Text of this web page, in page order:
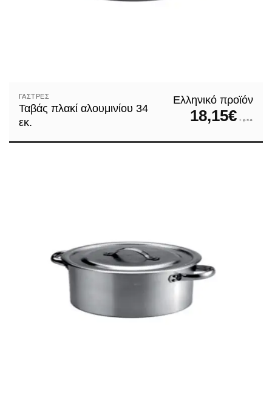
ΓΆΣΤΡΕΣ
Ταβάς πλακί αλουμινίου 34
εκ.
Ελληνικό προϊόν
18,15€ + φ.π.α.